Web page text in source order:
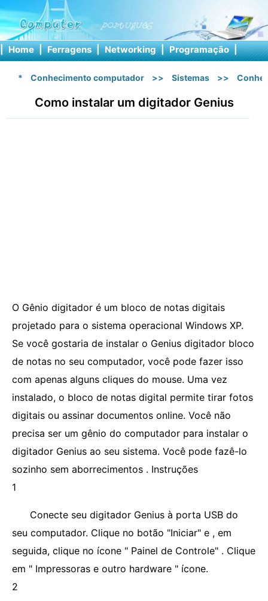
| Home | Ferragens | Networking | Programação |
* Conhecimento computador >> Sistemas >>
Como instalar um digitador Genius
O Gênio digitador é um bloco de notas digitais
projetado para o sistema operacional Windows XP.
Se você gostaria de instalar o Genius digitador bloco
de notas no seu computador, você pode fazer isso
com apenas alguns cliques do mouse. Uma vez
instalado, o bloco de notas digital permite tirar fotos
digitais ou assinar documentos online. Você não
precisa ser um gênio do computador para instalar o
digitador Genius ao seu sistema. Você pode fazê-lo
sozinho sem aborrecimentos . Instruções
1
Conecte seu digitador Genius à porta USB do
seu computador. Clique no botão "Iniciar" e , em
seguida, clique no ícone " Painel de Controle" . Clique
em " Impressoras e outro hardware " ícone.
2